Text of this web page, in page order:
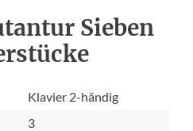
Sieben
Klavier 2-händig
3